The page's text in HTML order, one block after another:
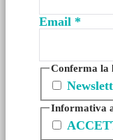
Email *
Conferma la
Informativa